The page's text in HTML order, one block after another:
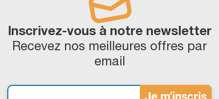
Inscrivez-vous à notre newsletter
Recevez nos meilleures offres par
email